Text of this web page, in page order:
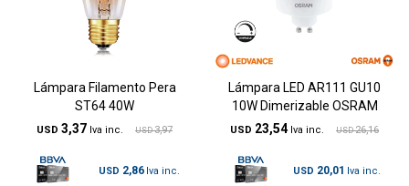
Lámpara Filamento Pera
ST64 40W
USD 3,37 USD 3,97
USD 2,86
Lámpara LED AR111 GU10
10W Dimerizable OSRAM
USD 23,54 USD 26,16
USD 20,01